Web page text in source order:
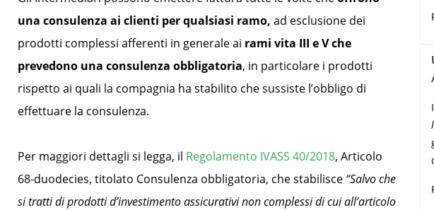
una consulenza ai clienti per qualsiasi ramo, ad esclusione dei
prodotti complessi afferenti in generale ai rami vita III e V che
prevedono una consulenza obbligatoria, in particolare i prodotti
rispetto ai quali la compagnia ha stabilito che sussiste l’obbligo di
effettuare la consulenza.
Per maggiori dettagli si legga, il Regolamento IVASS 40/2018, Articolo
68-duodecies, titolato Consulenza obbligatoria, che stabilisce “Salvo che
si tratti di prodotti d’investimento assicurativi non complessi di cui all’articolo